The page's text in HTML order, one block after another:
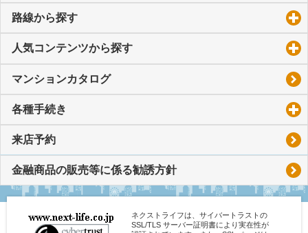
路線から探す
人気コンテンツから探す
マンションカタログ
各種手続き
来店予約
金融商品の販売等に係る勧誘方針
ネクストライフは、サイバートラストの
SSL/TLS サーバー証明書により実在性が